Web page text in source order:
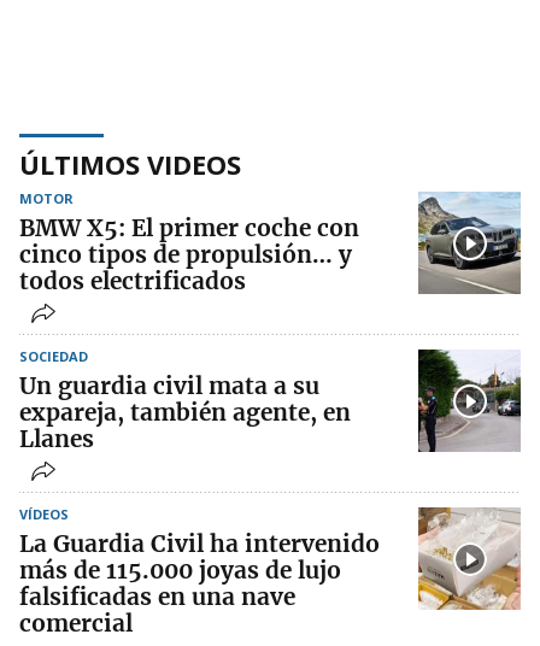
ÚLTIMOS VIDEOS
MOTOR
BMW X5: El primer coche con
cinco tipos de propulsión… y
todos electrificados
SOCIEDAD
Un guardia civil mata a su
expareja, también agente, en
Llanes
VÍDEOS
La Guardia Civil ha intervenido
más de 115.000 joyas de lujo
falsificadas en una nave
comercial